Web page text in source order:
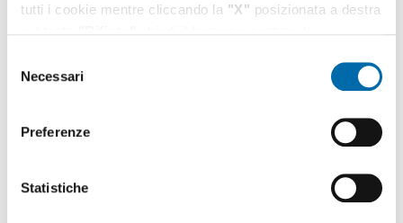
tutti i cookie mentre cliccando la "X" posizionata a destra
Puoi modificare in ogni momento le tue preferenze
per maggiori informazioni consulta la nostra
delNecessari
Preferenze
Statistiche